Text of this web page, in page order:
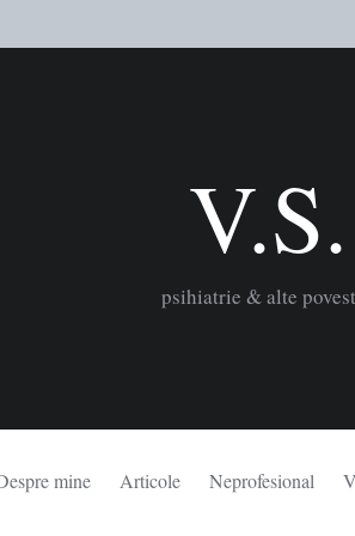
V.S.
psihiatrie & alte
mine Articole Neprofesional